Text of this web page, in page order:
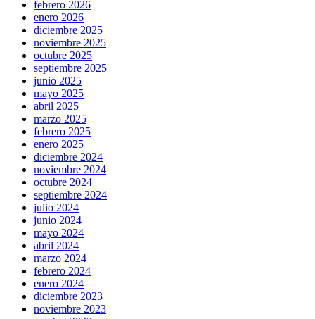
febrero 2026
enero 2026
diciembre 2025
noviembre 2025
octubre 2025
septiembre 2025
junio 2025
mayo 2025
abril 2025
marzo 2025
febrero 2025
enero 2025
diciembre 2024
noviembre 2024
octubre 2024
septiembre 2024
julio 2024
junio 2024
mayo 2024
abril 2024
marzo 2024
febrero 2024
enero 2024
diciembre 2023
noviembre 2023